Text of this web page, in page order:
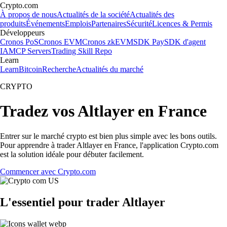
Crypto.com
À propos de nousActualités de la sociétéActualités des
produitsÉvénementsEmploisPartenairesSécuritéLicences & Permis
Développeurs
Cronos PoSCronos EVMCronos zkEVMSDK PaySDK d'agent
IAMCP ServersTrading Skill Repo
Learn
LearnBitcoinRechercheActualités du marché
CRYPTO
Tradez vos Altlayer en France
Entrer sur le marché crypto est bien plus simple avec les bons outils.
Pour apprendre à trader Altlayer en France, l'application Crypto.com
est la solution idéale pour débuter facilement.
Commencer avec Crypto.com
L'essentiel pour trader Altlayer